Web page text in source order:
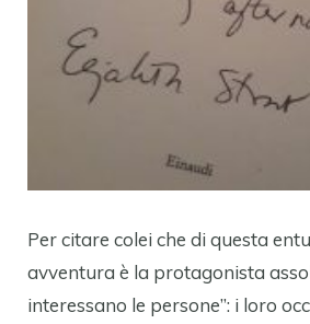
Per citare colei che di questa
avventura è la protagonista
interessano le persone”: i loro